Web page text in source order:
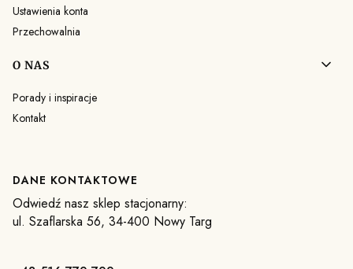
Ustawienia konta
Przechowalnia
O NAS
Porady i inspiracje
Kontakt
DANE KONTAKTOWE
Odwiedź nasz sklep stacjonarny:
ul. Szaflarska 56, 34-400 Nowy Targ